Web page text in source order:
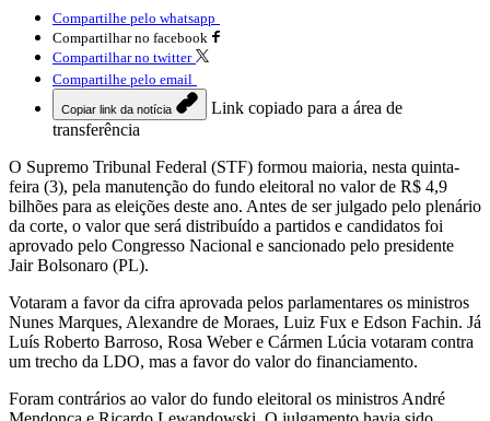
Compartilhe pelo whatsapp
Compartilhar no facebook
Compartilhar no twitter
Compartilhe pelo email
Copiar link da notícia
Link copiado para a área de
transferência
O Supremo Tribunal Federal (STF) formou maioria, nesta quinta-
feira (3), pela manutenção do fundo eleitoral no valor de R$ 4,9
bilhões para as eleições deste ano. Antes de ser julgado pelo plenário
da corte, o valor que será distribuído a partidos e candidatos foi
aprovado pelo Congresso Nacional e sancionado pelo presidente
Jair Bolsonaro (PL).
Votaram a favor da cifra aprovada pelos parlamentares os ministros
Nunes Marques, Alexandre de Moraes, Luiz Fux e Edson Fachin. Já
Luís Roberto Barroso, Rosa Weber e Cármen Lúcia votaram contra
um trecho da LDO, mas a favor do valor do financiamento.
Foram contrários ao valor do fundo eleitoral os ministros André